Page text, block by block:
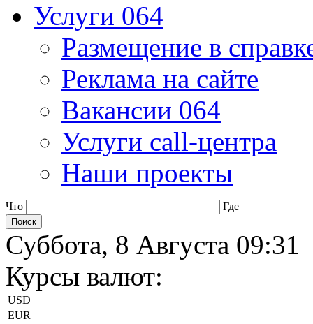
Услуги 064
Размещение в
Реклама на сайте
Вакансии 064
Услуги call-центра
Наши проекты
Что Где
Суббота, 8 Августа 09:31
Курсы валют:
USD
EUR